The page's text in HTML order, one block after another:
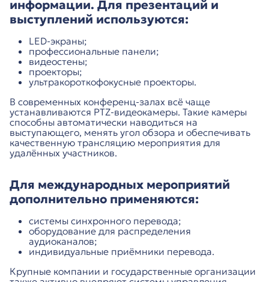
информации. Для презентаций и
выступлений используются:
LED-экраны;
профессиональные панели;
видеостены;
проекторы;
ультракороткофокусные проекторы.
В современных конференц-залах всё чаще
устанавливаются PTZ-видеокамеры. Такие камеры
способны автоматически наводиться на
выступающего, менять угол обзора и обеспечивать
качественную трансляцию мероприятия для
удалённых участников.
Для международных мероприятий
дополнительно применяются:
системы синхронного перевода;
оборудование для распределения
аудиоканалов;
индивидуальные приёмники перевода.
Крупные компании и государственные организации